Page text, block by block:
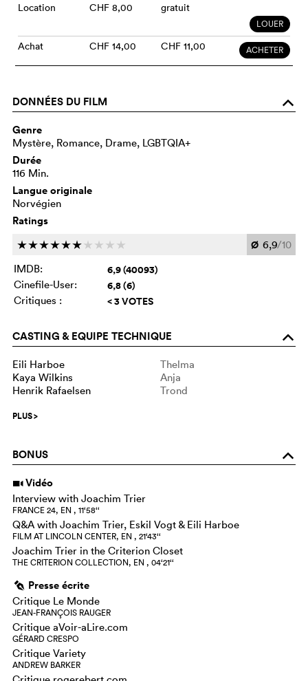
Location CHF 8,00 gratuit
LOUER
Achat CHF 14,00 CHF 11,00 ACHETER
DONNÉES DU FILM o
Genre
Mystère, Romance, Drame, LGBTQIA+
Durée
116 Min.
Langue originale
Norvégien
Ratings
cccccc c c c c Ø 6,9/10
IMDB:
6,9 (40093)
Cinefile-User: 6,8 (6)
Critiques : < 3 VOTES
CASTING & EQUIPE TECHNIQUE o
Eili Harboe
Thelma
Kaya Wilkins
Anja
Henrik Rafaelsen
Trond
PLUS>
BONUS o
i Vidéo
Interview with Joachim Trier
FRANCE 24, EN , 11‘58‘‘
Q&A with Joachim Trier, Eskil Vogt & Eili Harboe
FILM AT LINCOLN CENTER, EN , 21‘43‘‘
Joachim Trier in the Criterion Closet
THE CRITERION COLLECTION, EN , 04‘21‘‘
g Presse écrite
Critique Le Monde
JEAN-FRANÇOIS RAUGER
Critique aVoir-aLire.com
GÉRARD CRESPO
Critique Variety
ANDREW BARKER